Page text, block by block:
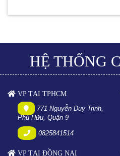
HỆ THỐNG
VP TẠI TPHCM
771 Nguyễn Duy Trinh,
Phú Hữu, Quận 9
0825841514
VP TẠI ĐỒNG NAI